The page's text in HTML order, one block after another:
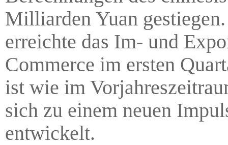
Milliarden Yuan
erreichte das Im- und
Commerce im ersten
ist wie im
sich zu einem neuen
entwickelt.